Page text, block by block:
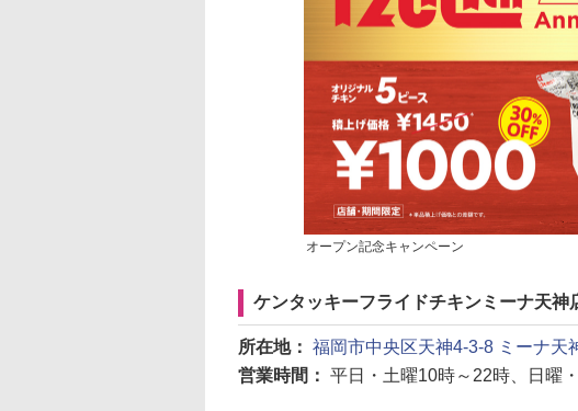
オープン記念キャンペーン
ケンタッキーフライドチキンミーナ天神
所在地： 福岡市中央区天神4-3-8 ミーナ天
営業時間： 平日・土曜10時～22時、日曜